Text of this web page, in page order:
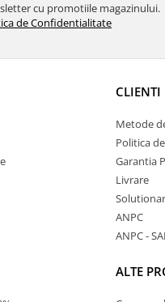
cu promotiile magazinului.
de Confidentialitate
CLIENTI
Metode
Politica
Garantia
Livrare
ANPC
ANPC -
ALTE